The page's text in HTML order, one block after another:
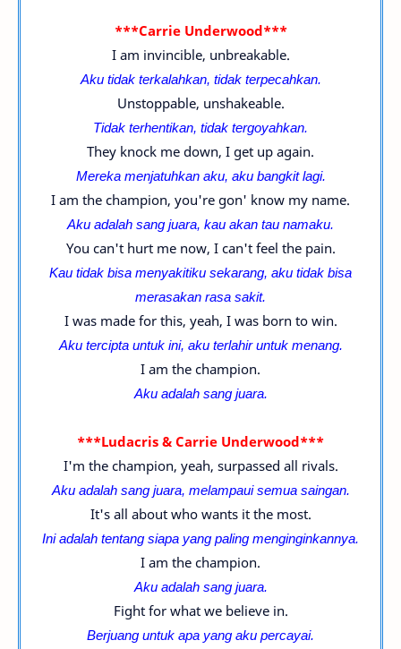
***Carrie Underwood***
I am invincible, unbreakable.
Aku tidak terkalahkan, tidak terpecahkan.
Unstoppable, unshakeable.
Tidak terhentikan, tidak tergoyahkan.
They knock me down, I get up again.
Mereka menjatuhkan aku, aku bangkit lagi.
I am the champion, you're gon' know my name.
Aku adalah sang juara, kau akan tau namaku.
You can't hurt me now, I can't feel the pain.
Kau tidak bisa menyakitiku sekarang, aku tidak bisa
merasakan rasa sakit.
I was made for this, yeah, I was born to win.
Aku tercipta untuk ini, aku terlahir untuk menang.
I am the champion.
Aku adalah sang juara.
***Ludacris & Carrie Underwood***
I'm the champion, yeah, surpassed all rivals.
Aku adalah sang juara, melampaui semua saingan.
It's all about who wants it the most.
Ini adalah tentang siapa yang paling menginginkannya.
I am the champion.
Aku adalah sang juara.
Fight for what we believe in.
Berjuang untuk apa yang aku percayai.